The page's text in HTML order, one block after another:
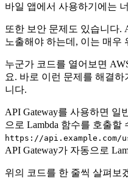
바일 앱에서 사용하기에는
또한 보안 문제도 있습니다.
노출해야 하는데, 이는 매우
누군가 코드를 열어보면
요. 바로 이런 문제를 해결하
니다.
API Gateway를 사용하면 일
으로 Lambda 함수를 호출할
https://api.example.com/
API Gateway가 자동으로
위의 코드를 한 줄씩 살펴보